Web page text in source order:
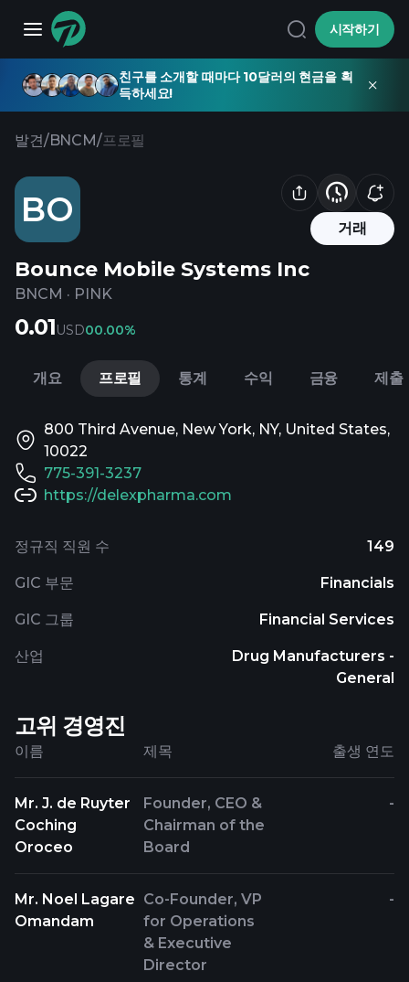
시작하기
친구를 소개할 때마다 10달러의 현금을 획
득하세요!
발견/BNCM/프로필
BO 거래
Bounce Mobile Systems Inc
BNCM · PINK
0.01USD00.00%
개요 프로필 통계 수익 금융 제출
800 Third Avenue, New York, NY, United States,
10022
775-391-3237
https://delexpharma.com
정규직 직원 수 149
GIC 부문 Financials
GIC 그룹 Financial Services
산업
Drug Manufacturers -
General
고위 경영진
이름 제목 출생 연도
Mr. J. de Ruyter
Coching
Oroceo
Founder, CEO &
Chairman of the
Board
-
Mr. Noel Lagare
Omandam
Co-Founder, VP
for Operations
& Executive
Director
-